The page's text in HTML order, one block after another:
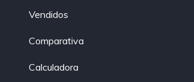
Vendidos
Comparativa
Calculadora